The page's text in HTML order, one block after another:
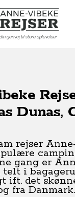
Anne-Vibeke Rejser
din genvej til store oplevelser
Dunas,
rejser
gang er
telt i
ift. det
fra Danmark.